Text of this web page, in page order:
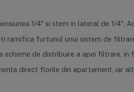
1/4″ si stem in lateral de 1/4″.
ramifica furtunul unui sistem de
de distribuire a apei filtrare, in
direct florile din apartament, iar